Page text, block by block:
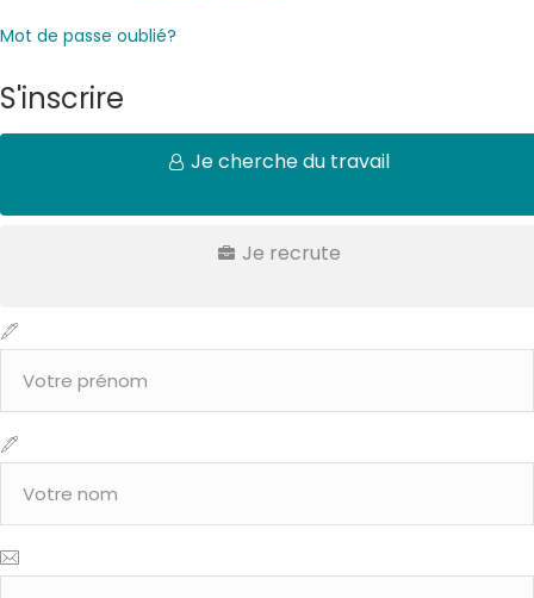
Mot de passe oublié?
S'inscrire
Je cherche du travail
Je recrute